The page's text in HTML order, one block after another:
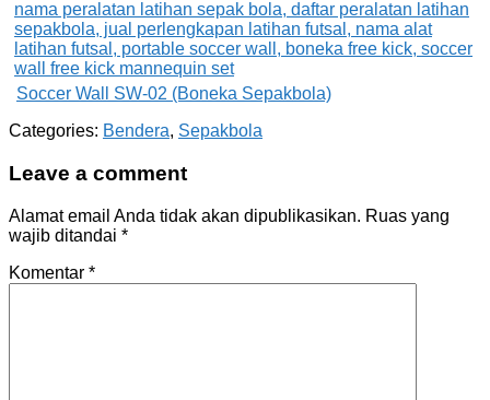
Soccer Wall SW-02 (Boneka Sepakbola)
Categories: Bendera, Sepakbola
Leave a comment
Alamat email Anda tidak akan dipublikasikan. Ruas yang
wajib ditandai *
Komentar *